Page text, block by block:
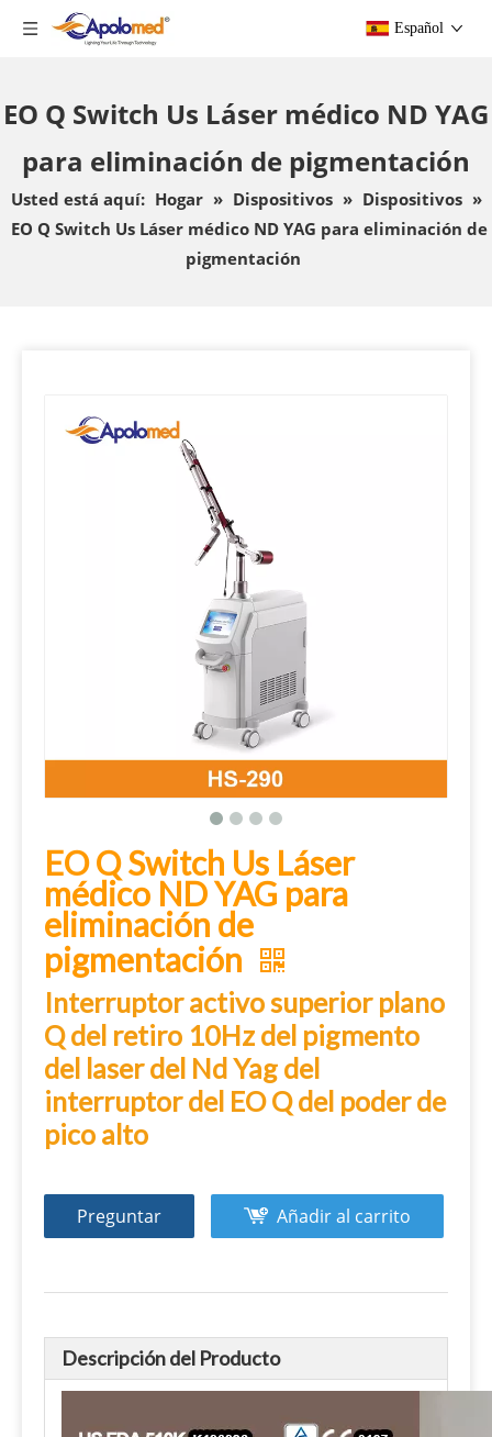
Español
EO Q Switch Us Láser médico ND YAG
para eliminación de pigmentación
Usted está aquí: Hogar » Dispositivos » Dispositivos »
EO Q Switch Us Láser médico ND YAG para eliminación de
pigmentación
EO Q Switch Us Láser
médico ND YAG para
eliminación de
pigmentación
Interruptor activo superior plano
Q del retiro 10Hz del pigmento
del laser del Nd Yag del
interruptor del EO Q del poder de
pico alto
Preguntar Añadir al carrito
Descripción del Producto